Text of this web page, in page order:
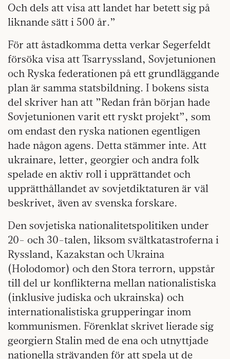
Och dels att visa att landet har betett sig på
liknande sätt i 500 år.”
För att åstadkomma detta verkar Segerfeldt
försöka visa att Tsarryssland, Sovjetunionen
och Ryska federationen på ett grundläggande
plan är samma statsbildning. I bokens sista
del skriver han att ”Redan från början hade
Sovjetunionen varit ett ryskt projekt”, som
om endast den ryska nationen egentligen
hade någon agens. Detta stämmer inte. Att
ukrainare, letter, georgier och andra folk
spelade en aktiv roll i upprättandet och
upprätthållandet av sovjetdiktaturen är väl
beskrivet, även av svenska forskare.
Den sovjetiska nationalitetspolitiken under
20- och 30-talen, liksom svältkatastroferna i
Ryssland, Kazakstan och Ukraina
(Holodomor) och den Stora terrorn, uppstår
till del ur konflikterna mellan nationalistiska
(inklusive judiska och ukrainska) och
internationalistiska grupperingar inom
kommunismen. Förenklat skrivet lierade sig
georgiern Stalin med de ena och utnyttjade
nationella strävanden för att spela ut de